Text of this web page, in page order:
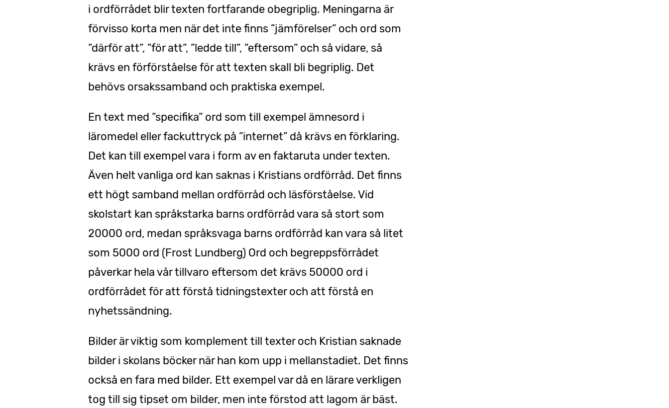
i ordförrådet blir texten fortfarande obegriplig. Meningarna är
förvisso korta men när det inte finns ”jämförelser” och ord som
”därför att”, ”för att”, ”ledde till”, ”eftersom” och så vidare, så
krävs en förförståelse för att texten skall bli begriplig. Det
behövs orsakssamband och praktiska exempel.
En text med ”specifika” ord som till exempel ämnesord i
läromedel eller fackuttryck på ”internet” då krävs en förklaring.
Det kan till exempel vara i form av en faktaruta under texten.
Även helt vanliga ord kan saknas i Kristians ordförråd. Det finns
ett högt samband mellan ordförråd och läsförståelse. Vid
skolstart kan språkstarka barns ordförråd vara så stort som
20000 ord, medan språksvaga barns ordförråd kan vara så litet
som 5000 ord (Frost Lundberg) Ord och begreppsförrådet
påverkar hela vår tillvaro eftersom det krävs 50000 ord i
ordförrådet för att förstå tidningstexter och att förstå en
nyhetssändning.
Bilder är viktig som komplement till texter och Kristian saknade
bilder i skolans böcker när han kom upp i mellanstadiet. Det finns
också en fara med bilder. Ett exempel var då en lärare verkligen
tog till sig tipset om bilder, men inte förstod att lagom är bäst.